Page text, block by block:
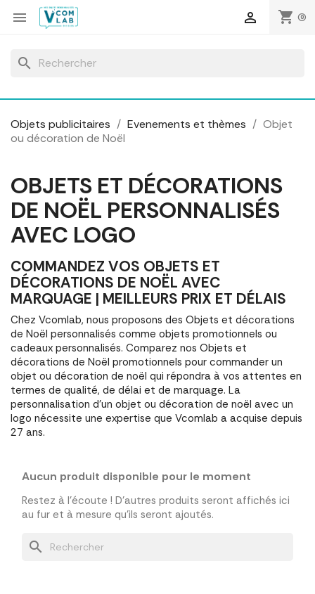
 shopping_cart (0)

search
Objets publicitaires Evenements et thèmes
Objet
ou décoration de Noël
OBJETS ET DÉCORATIONS
DE NOËL PERSONNALISÉS
AVEC LOGO
COMMANDEZ VOS OBJETS ET
DÉCORATIONS DE NOËL AVEC
MARQUAGE | MEILLEURS PRIX ET DÉLAIS
Chez Vcomlab, nous proposons des Objets et décorations
de Noël personnalisés comme objets promotionnels ou
cadeaux personnalisés. Comparez nos Objets et
décorations de Noël promotionnels pour commander un
objet ou décoration de noël qui répondra à vos attentes en
termes de qualité, de délai et de marquage. La
personnalisation d'un objet ou décoration de noël avec un
logo nécessite une expertise que Vcomlab a acquise depuis
27 ans.
Aucun produit disponible pour le moment
Restez à l'écoute ! D'autres produits seront affichés ici
au fur et à mesure qu'ils seront ajoutés.
search
Panneau de gestion des cookies